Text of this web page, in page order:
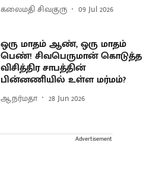
கலைமதி சிவகுரு 09 Jul 2026
ஒரு மாதம் ஆண், ஒரு மாதம்
பெண்! சிவபெருமான் கொடுத்த
விசித்திர சாபத்தின்
பின்னணியில் உள்ள மர்மம்?
ஆ.நர்மதா 28 Jun 2026
Advertisement